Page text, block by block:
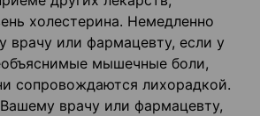
холестерина. Немедленно
врачу или фармацевту, если у
мышечные боли,
сопровождаются лихорадкой.
врачу или фармацевту,